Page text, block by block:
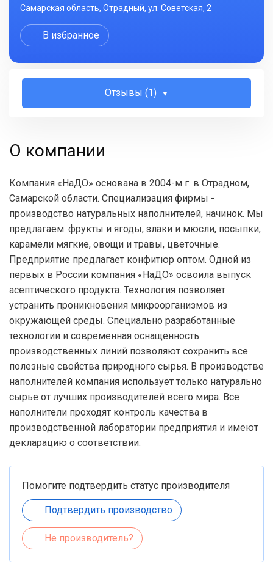
Самарская область, Отрадный, ул. Советская, 2
В избранное
Отзывы (1)
О компании
Компания «НаДO» основана в 2004-м г. в Отрадном,
Самарской области. Специализация фирмы -
производство натуральных наполнителей, начинок. Мы
предлагаем: фрукты и ягоды, злаки и мюсли, посыпки,
карамели мягкие, овощи и травы, цветочные.
Предприятие предлагает конфитюр оптом. Одной из
первых в России компания «НаДO» освоила выпуск
асептического продукта. Технология позволяет
устранить проникновения микроорганизмов из
окружающей среды. Специально разработанные
технологии и современная оснащенность
производственных линий позволяют сохранить все
полезные свойства природного сырья. В производстве
наполнителей компания использует только натурально
сырье от лучших производителей всего мира. Все
наполнители проходят контроль качества в
производственной лаборатории предприятия и имеют
декларацию о соответствии.
Помогите подтвердить статус производителя
Подтвердить производство
Не производитель?